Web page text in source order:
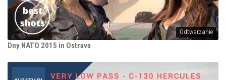
Odtwarzanie
Dny NATO 2015 in Ostrava